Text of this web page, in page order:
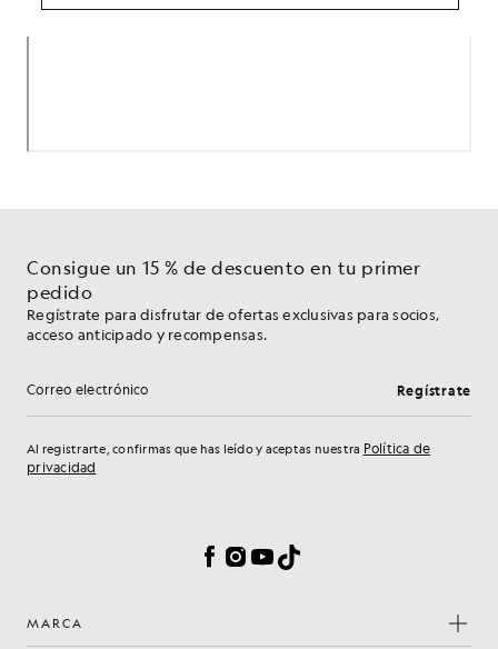
Consigue un 15 % de descuento en tu primer
pedido
Regístrate para disfrutar de ofertas exclusivas para socios,
acceso anticipado y recompensas.
Dirección de correo electrónico Regístrate
Al registrarte, confirmas que has leído y aceptas nuestra Política de
privacidad
Facebook
Instagram
YouTube
TikTok
MARCA